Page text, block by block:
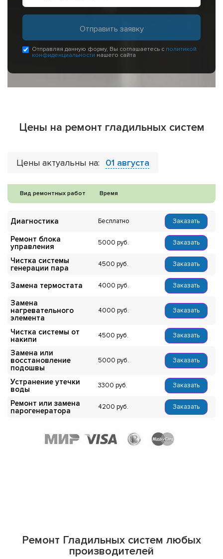
Отправляя данную форму, Вы соглашаетесь с политикой
конфиденциальности нашего сайта
Цены на ремонт гладильных систем
Цены актуальны на: 01 августа
Вид ремонтных работ Время
Диагностика Бесплатно Заказать
Ремонт блока
управления
5000 Заказать
Чистка системы
генерации пара
4500 Заказать
Замена термостата 4000 Заказать
Замена
нагревательного
элемента
4000 Заказать
Чистка системы от
накипи
4500 Заказать
Замена или
восстановление
подошвы
5000 Заказать
Устранение утечки
воды
3300 Заказать
Ремонт или замена
парогенератора
4200 Заказать
Ремонт Гладильных систем любых
производителей